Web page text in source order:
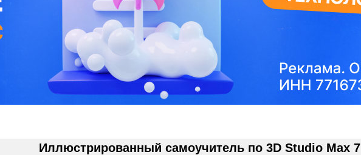
Иллюстрированный самоучитель по 3D Studio Max 7